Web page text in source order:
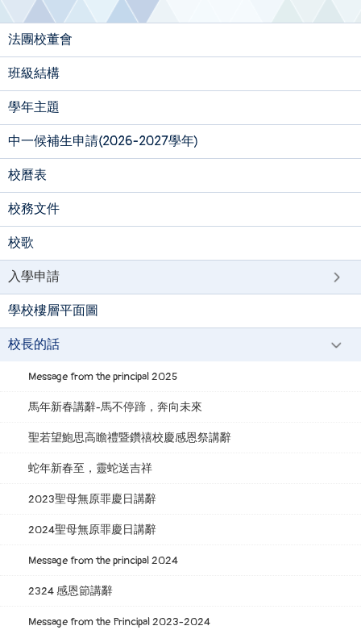
法團校董會
班級結構
學年主題
中一候補生申請(2026-2027學年)
校曆表
校務文件
校歌
入學申請
學校樓層平面圖
校長的話
Message from the principal 2025
馬年新春講辭-馬不停蹄，奔向未來
聖若望鮑思高瞻禮暨鑽禧校慶感恩祭講辭
蛇年新春至，靈蛇送吉祥
2023聖母無原罪慶日講辭
2024聖母無原罪慶日講辭
Message from the principal 2024
2324 感恩節講辭
Message from the Principal 2023-2024